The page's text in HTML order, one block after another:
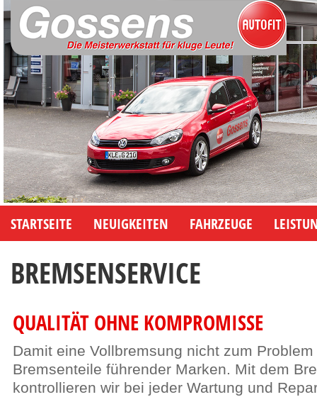
STARTSEITE NEUIGKEITEN FAHRZEUGE
BREMSENSERVICE
QUALITÄT OHNE KOMPROMISSE
Damit eine Vollbremsung nicht zum
Bremsenteile führender Marken. Mit dem
kontrollieren wir bei jeder Wartung und